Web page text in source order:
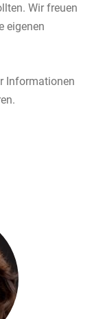
Wir freuen
eigenen
Informationen